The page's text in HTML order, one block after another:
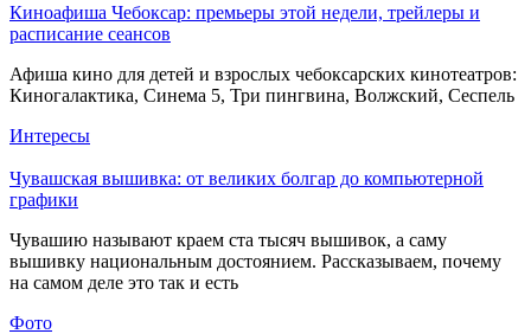
Киноафиша Чебоксар: премьеры этой недели, трейлеры и
расписание сеансов
Афиша кино для детей и взрослых чебоксарских кинотеатров:
Киногалактика, Синема 5, Три пингвина, Волжский, Сеспель
Интересы
Чувашская вышивка: от великих болгар до компьютерной
графики
Чувашию называют краем ста тысяч вышивок, а саму
вышивку национальным достоянием. Рассказываем, почему
на самом деле это так и есть
Фото